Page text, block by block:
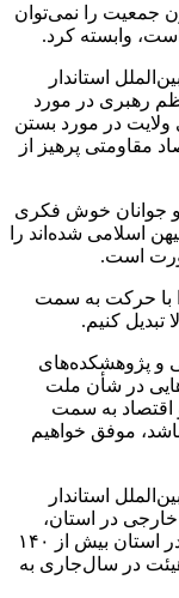
داد: اقتصاد نزدیک به ۸۰ میلیون جمعیت را نمی‌توان
استاندار
رهبری در مورد
ولایت در مورد بستن
مقاومتی پرهیز از
و جوانان خوش فکری
اسلامی شده‌اند را
است.
با حرکت به سمت
تبدیل کنیم.
و ۸۰۰ هیئت علمی و پژوهشکده‌های
در شأن ملت
اقتصاد به سمت
موفق خواهیم
استاندار
در استان،
بیان کرد: از زمان استقرار دولت تدبیر و امید در استان بیش از ۱۴۰
خارجی وارد استان شده‌اند، که تنها ۸۴ هیئت در سال‌جاری به